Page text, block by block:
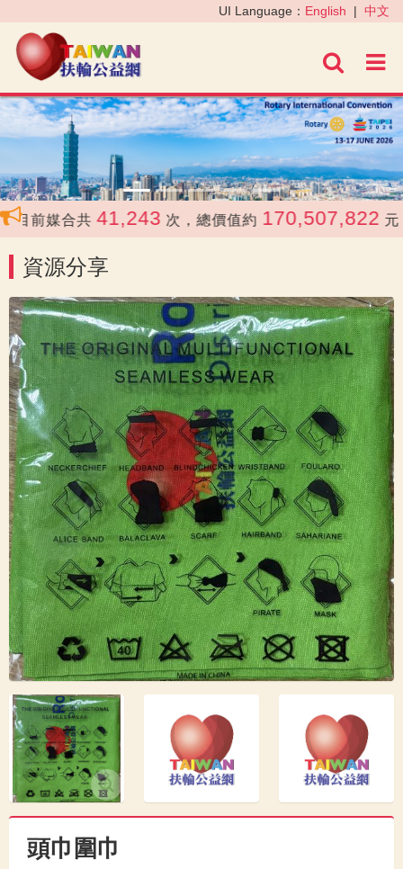
進階
UI Language： English | 中文
‹ ›
目前媒合共 41,243 次，總價值約 170,507,822 元
資源分享
頭巾圍巾